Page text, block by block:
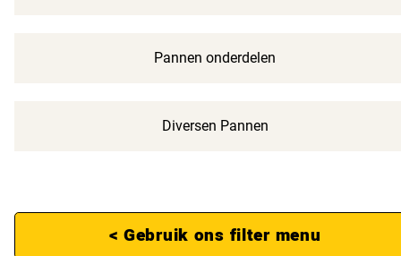
Pannen onderdelen
Diversen Pannen
< Gebruik ons filter menu